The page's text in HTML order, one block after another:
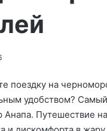
поездку на
удобством?
Анапа. Путешествие
на